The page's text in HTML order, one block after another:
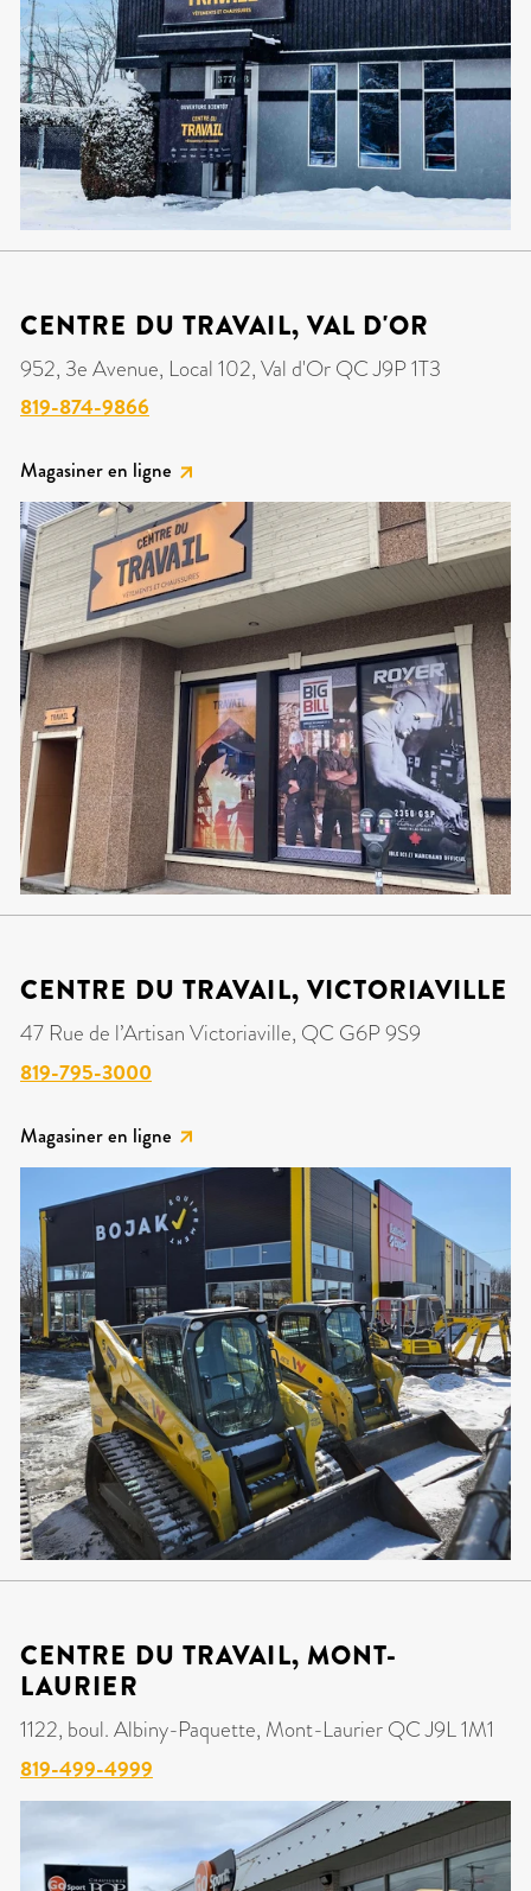
CENTRE DU TRAVAIL, VAL D'OR
952, 3e Avenue, Local 102, Val d'Or QC J9P 1T3
819-874-9866
Magasiner en ligne
CENTRE DU TRAVAIL, VICTORIAVILLE
47 Rue de l’Artisan Victoriaville, QC G6P 9S9
819-795-3000
Magasiner en ligne
CENTRE DU TRAVAIL, MONT-
LAURIER
1122, boul. Albiny-Paquette, Mont-Laurier QC J9L 1M1
819-499-4999